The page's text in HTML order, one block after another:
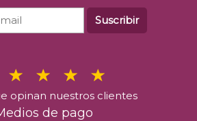
Suscribir
opinan nuestros clientes
de pago